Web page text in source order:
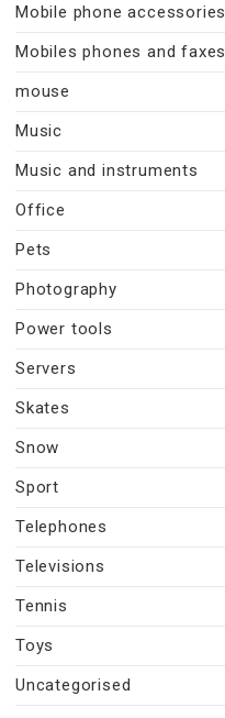
Mobile phone accessories
Mobiles phones and faxes
mouse
Music
Music and instruments
Office
Pets
Photography
Power tools
Servers
Skates
Snow
Sport
Telephones
Televisions
Tennis
Toys
Uncategorised